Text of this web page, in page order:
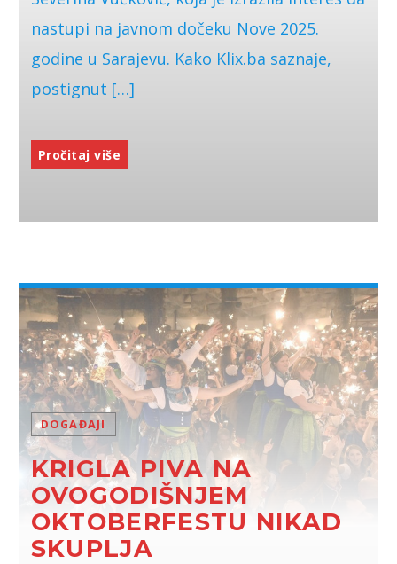
nastupi na javnom dočeku Nove 2025.
godine u Sarajevu. Kako Klix.ba saznaje,
postignut […]
Pročitaj više
DOGAĐAJI
KRIGLA PIVA NA
OVOGODIŠNJEM
OKTOBERFESTU NIKAD
SKUPLJA